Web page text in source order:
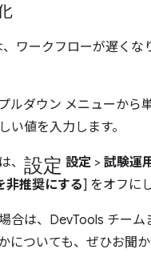
、ワークフローが遅くな
ルダウン メニューから
い値を入力します。
、 設定 設定 > 試験運
非推奨にする] をオフに
合は、DevTools チー
についても、ぜひお聞